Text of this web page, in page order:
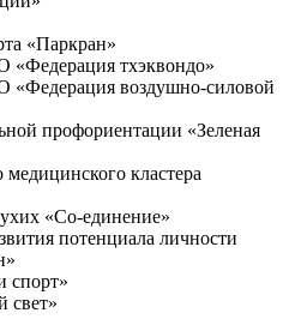
«Паркран»
тхэквондо»
воздушно-силовой
профориентации «Зеленая
кластера
«Со-единение»
потенциала личности
спорт»
свет»